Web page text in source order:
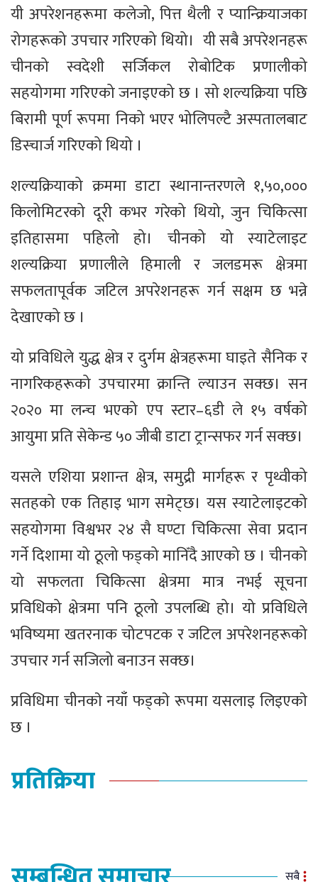
यी अपरेशनहरूमा कलेजो, पित्त थैली र प्यान्क्रियाजका
रोगहरूको उपचार गरिएको थियो। यी सबै अपरेशनहरू
चीनको स्वदेशी सर्जिकल रोबोटिक प्रणालीको
सहयोगमा गरिएको जनाइएको छ । सो शल्यक्रिया पछि
बिरामी पूर्ण रूपमा निको भएर भोलिपल्टै अस्पतालबाट
डिस्चार्ज गरिएको थियो ।
शल्यक्रियाको क्रममा डाटा स्थानान्तरणले १,५०,०००
किलोमिटरको दूरी कभर गरेको थियो, जुन चिकित्सा
इतिहासमा पहिलो हो। चीनको यो स्याटेलाइट
शल्यक्रिया प्रणालीले हिमाली र जलडमरू क्षेत्रमा
सफलतापूर्वक जटिल अपरेशनहरू गर्न सक्षम छ भन्ने
देखाएको छ ।
यो प्रविधिले युद्ध क्षेत्र र दुर्गम क्षेत्रहरूमा घाइते सैनिक र
नागरिकहरूको उपचारमा क्रान्ति ल्याउन सक्छ। सन
२०२० मा लन्च भएको एप स्टार–६डी ले १५ वर्षको
आयुमा प्रति सेकेन्ड ५० जीबी डाटा ट्रान्सफर गर्न सक्छ।
यसले एशिया प्रशान्त क्षेत्र, समुद्री मार्गहरू र पृथ्वीको
सतहको एक तिहाइ भाग समेट्छ। यस स्याटेलाइटको
सहयोगमा विश्वभर २४ सै घण्टा चिकित्सा सेवा प्रदान
गर्ने दिशामा यो ठूलो फड्को मानिँदै आएको छ । चीनको
यो सफलता चिकित्सा क्षेत्रमा मात्र नभई सूचना
प्रविधिको क्षेत्रमा पनि ठूलो उपलब्धि हो। यो प्रविधिले
भविष्यमा खतरनाक चोटपटक र जटिल अपरेशनहरूको
उपचार गर्न सजिलो बनाउन सक्छ।
प्रविधिमा चीनकाे नयाँ फड्काे रूपमा यसलाइ लिइएकाे
छ ।
प्रतिक्रिया
सबै